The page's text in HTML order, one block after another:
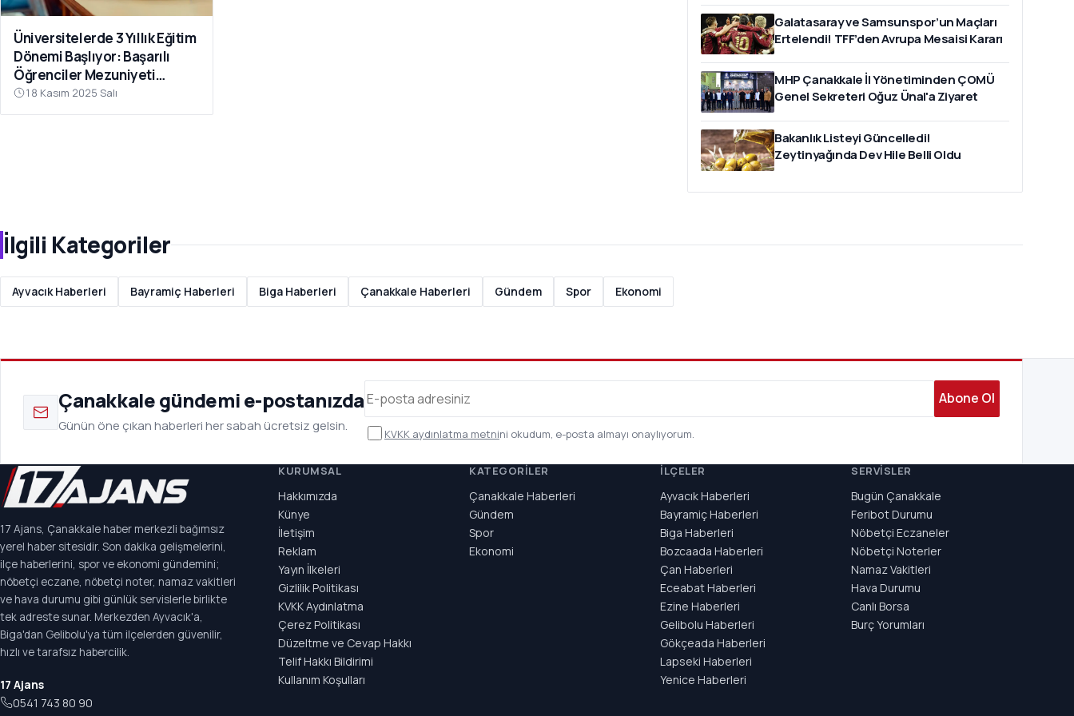
Üniversitelerde 3 Yıllık Eğitim
Dönemi Başlıyor: Başarılı
Öğrenciler Mezuniyeti
Hızlandırabilecek
18 Kasım 2025 Salı
Galatasaray ve Samsunspor’un Maçları
Ertelendi! TFF’den Avrupa Mesaisi Kararı
MHP Çanakkale İl Yönetiminden ÇOMÜ
Genel Sekreteri Oğuz Ünal'a Ziyaret
Bakanlık Listeyi Güncelledi!
Zeytinyağında Dev Hile Belli Oldu
İlgili Kategoriler
Ayvacık Haberleri Bayramiç Haberleri Biga Haberleri Çanakkale Haberleri Gündem Spor Ekonomi
Çanakkale gündemi e-postanızda
Günün öne çıkan haberleri her sabah ücretsiz gelsin.
Abone Ol
KVKK aydınlatma metnini okudum, e-posta almayı onaylıyorum.
17 Ajans, Çanakkale haber merkezli bağımsız
yerel haber sitesidir. Son dakika gelişmelerini,
ilçe haberlerini, spor ve ekonomi gündemini;
nöbetçi eczane, nöbetçi noter, namaz vakitleri
ve hava durumu gibi günlük servislerle birlikte
tek adreste sunar. Merkezden Ayvacık'a,
Biga'dan Gelibolu'ya tüm ilçelerden güvenilir,
hızlı ve tarafsız habercilik.
17 Ajans
0541 743 80 90
KURUMSAL
Hakkımızda
Künye
İletişim
Reklam
Yayın İlkeleri
Gizlilik Politikası
KVKK Aydınlatma
Çerez Politikası
Düzeltme ve Cevap Hakkı
Telif Hakkı Bildirimi
Kullanım Koşulları
KATEGORILER
Çanakkale Haberleri
Gündem
Spor
Ekonomi
İLÇELER
Ayvacık Haberleri
Bayramiç Haberleri
Biga Haberleri
Bozcaada Haberleri
Çan Haberleri
Eceabat Haberleri
Ezine Haberleri
Gelibolu Haberleri
Gökçeada Haberleri
Lapseki Haberleri
Yenice Haberleri
SERVISLER
Bugün Çanakkale
Feribot Durumu
Nöbetçi Eczaneler
Nöbetçi Noterler
Namaz Vakitleri
Hava Durumu
Canlı Borsa
Burç Yorumları